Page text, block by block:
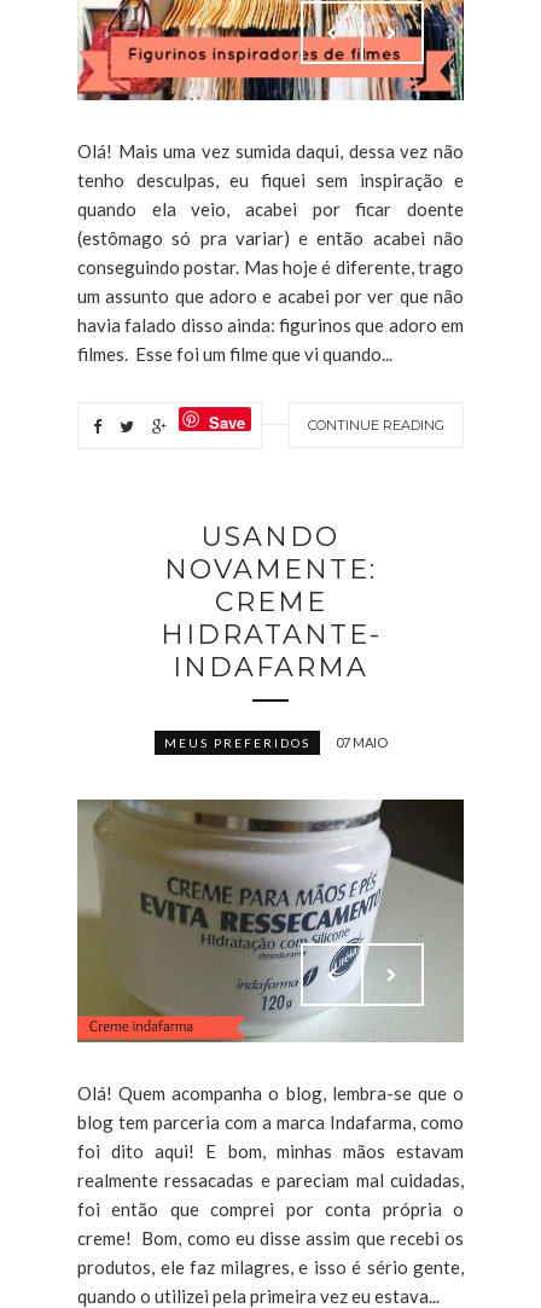
Olá! Mais uma vez sumida daqui, dessa vez não
tenho desculpas, eu fiquei sem inspiração e
quando ela veio, acabei por ficar doente
(estômago só pra variar) e então acabei não
conseguindo postar. Mas hoje é diferente, trago
um assunto que adoro e acabei por ver que não
havia falado disso ainda: figurinos que adoro em
filmes. Esse foi um filme que vi quando...
CONTINUE READING
Save
USANDO
NOVAMENTE:
CREME
HIDRATANTE-
INDAFARMA
MEUS PREFERIDOS 07 MAIO
Olá! Quem acompanha o blog, lembra-se que o
blog tem parceria com a marca Indafarma, como
foi dito aqui! E bom, minhas mãos estavam
realmente ressacadas e pareciam mal cuidadas,
foi então que comprei por conta própria o
creme! Bom, como eu disse assim que recebi os
produtos, ele faz milagres, e isso é sério gente,
quando o utilizei pela primeira vez eu estava...